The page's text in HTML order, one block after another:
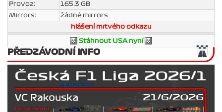
Provoz:
165.3 GB
Mirrors:
žádné mirrors
hlášení mrtvého odkazu
Stáhnout USA nyní
PŘEDZÁVODNÍ INFO